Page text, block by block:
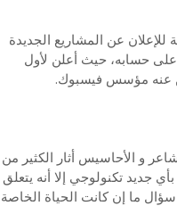
عن المشاريع الجديدة
على حسابه، حيث أعلن لأول
عنه مؤسس فيسبوك.
جاء مليئا بالمشاعر و الأحاسيس أثار الكثير من
جديد تكنولوجي إلا أنه يتعلق
ما إن كانت الحياة الخاصة